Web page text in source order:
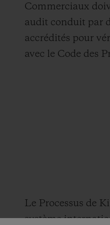
Commerciaux
audit conduit par
accrédités pour
avec le Code des
Le Processus de
système